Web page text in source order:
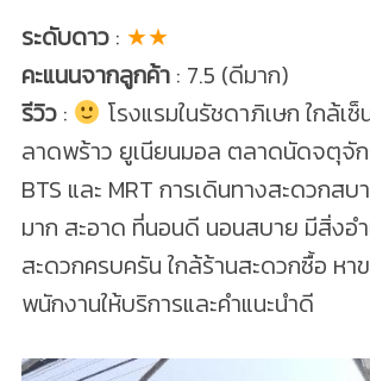
ระดับดาว: ★★
คะแนนจากลูกค้า: 7.5 (ดีมาก)
รีวิว:
โรงแรมในรัชดาภิเษก ใกล้เ
ลาดพร้าว ยูเนียนมอล ตลาดนัดจตุจั
BTS และ MRT การเดินทางสะดวกส
มาก สะอาด ที่นอนดี นอนสบาย มีสิ่งอ
สะดวกครบครัน ใกล้ร้านสะดวกซื้อ หา
พนักงานให้บริการและคำแนะนำดี